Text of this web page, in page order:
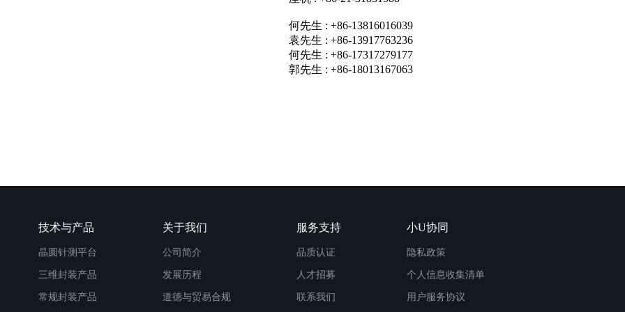
何先生 : +86-13816016039
袁先生 : +86-13917763236
何先生 : +86-17317279177
郭先生 : +86-18013167063
技术与产品
晶圆针测平台
三维封装产品
常规封装产品
关于我们
公司简介
发展历程
道德与贸易合规
服务支持
品质认证
人才招募
联系我们
小U协同
隐私政策
个人信息收集清单
用户服务协议